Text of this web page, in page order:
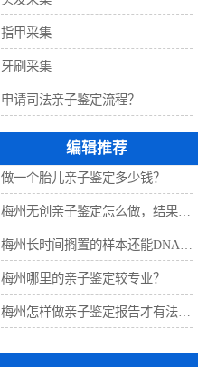
指甲采集
牙刷采集
申请司法亲子鉴定流程？
编辑推荐
做一个胎儿亲子鉴定多少钱？
梅州哪里的亲子鉴定较专业？